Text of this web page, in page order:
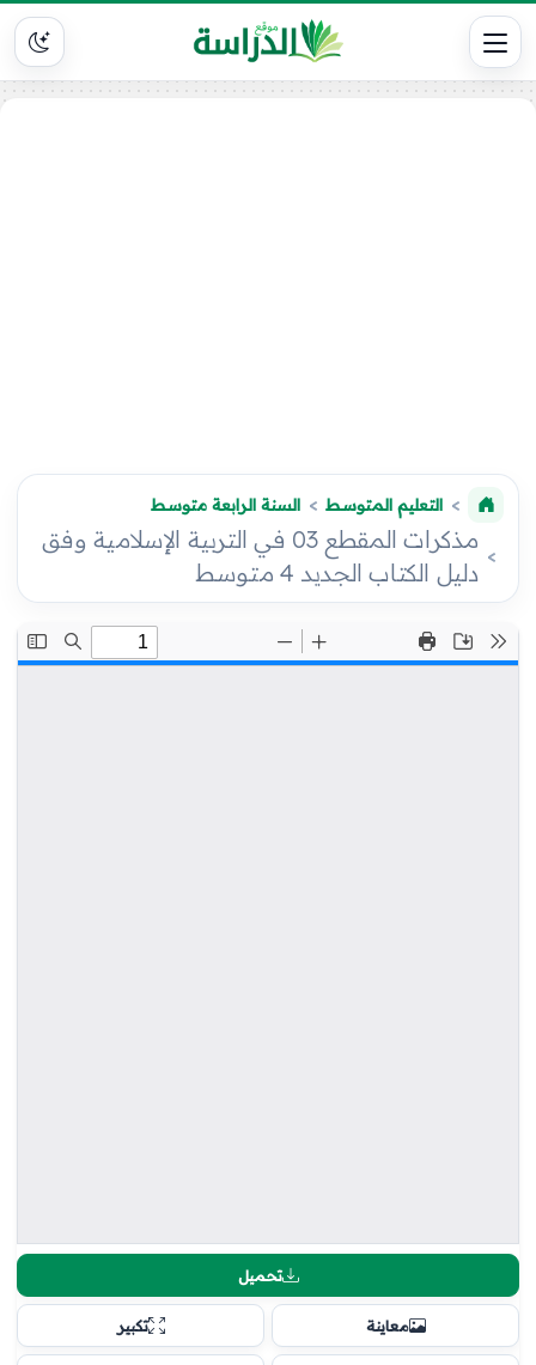
التعليم المتوسط السنة الرابعة متوسط
مذكرات المقطع 03 في التربية الإسلامية وفق
دليل الكتاب الجديد 4 متوسط
تحميل
معاينة تكبير